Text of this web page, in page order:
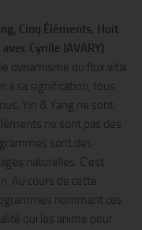
Cinq Éléments, Huit
Cyrille JAVARY)
dynamisme du flux vital
à sa signification, tous
Yin & Yang ne sont
ne sont pas des
sont des
naturelles. C’est
Au cours de cette
nommant ces
qui les anime pour